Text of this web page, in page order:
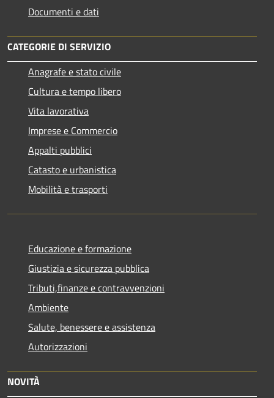
Documenti e dati
CATEGORIE DI SERVIZIO
Anagrafe e stato civile
Cultura e tempo libero
Vita lavorativa
Imprese e Commercio
Appalti pubblici
Catasto e urbanistica
Mobilità e trasporti
Educazione e formazione
Giustizia e sicurezza pubblica
Tributi,finanze e contravvenzioni
Ambiente
Salute, benessere e assistenza
Autorizzazioni
NOVITÀ